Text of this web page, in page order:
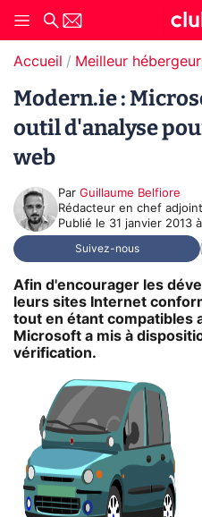
Accueil Meilleur
Modern.ie :
outil d'analyse
web
Par Guillaume Belfiore
Rédacteur en chef adjoint
Publié le 31 janvier 2013
Suivez-nous
Afin d'encourager les
leurs sites Internet
tout en étant compatibles
Microsoft a mis à
vérification.